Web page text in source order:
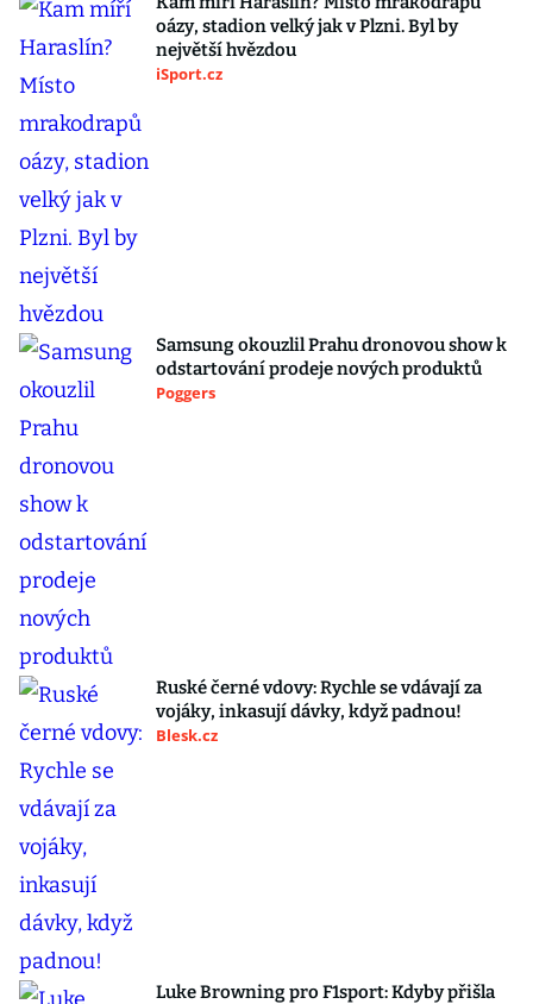
oázy, stadion velký jak v Plzni. Byl by
největší hvězdou
iSport.cz
Samsung okouzlil Prahu dronovou show k
odstartování prodeje nových produktů
Poggers
Ruské černé vdovy: Rychle se vdávají za
vojáky, inkasují dávky, když padnou!
Blesk.cz
Luke Browning pro F1sport: Kdyby přišla